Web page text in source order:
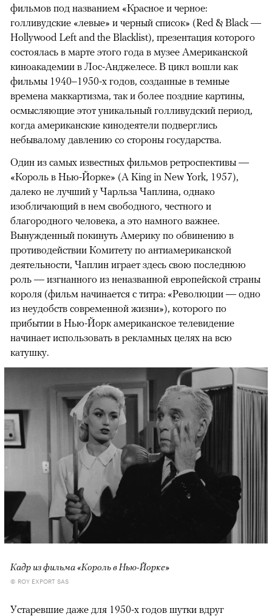
фильмов под названием «Красное и черное:
голливудские «левые» и черный список» (Red & Black —
Hollywood Left and the Blacklist), презентация которого
состоялась в марте этого года в музее Американской
киноакадемии в Лос-Анджелесе. В цикл вошли как
фильмы 1940–1950-х годов, созданные в темные
времена маккартизма, так и более поздние картины,
осмысляющие этот уникальный голливудский период,
когда американские кинодеятели подверглись
небывалому давлению со стороны государства.
Один из самых известных фильмов ретроспективы —
«Король в Нью-Йорке» (A King in New York, 1957),
далеко не лучший у Чарльза Чаплина, однако
изобличающий в нем свободного, честного и
благородного человека, а это намного важнее.
Вынужденный покинуть Америку по обвинению в
противодействии Комитету по антиамериканской
деятельности, Чаплин играет здесь свою последнюю
роль — изгнанного из неназванной европейской страны
короля (фильм начинается с титра: «Революции — одно
из неудобств современной жизни»), которого по
прибытии в Нью-Йорк американское телевидение
начинает использовать в рекламных целях на всю
катушку.
Кадр из фильма «Король в Нью-Йорке»
© ROY EXPORT SAS
Устаревшие даже для 1950-х годов шутки вдруг